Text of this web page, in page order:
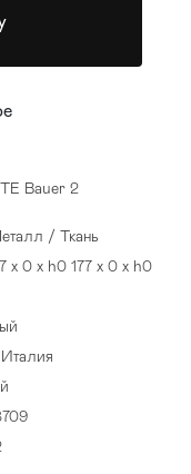
Bauer 2
/ Ткань
x 0 x h0 177 x 0 x h0